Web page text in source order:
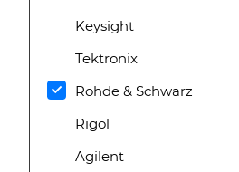
Keysight
Tektronix
Rohde & Schwarz
Rigol
Agilent